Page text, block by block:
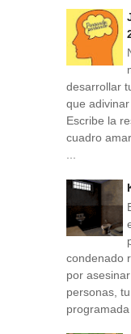
desarrollar
que
Escribe la
cuadro
...
condenado
por
personas,
programada